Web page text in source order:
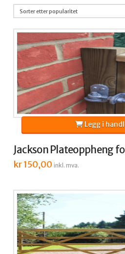
propularitet
Jackson Plateoppheng
kr150,00 inkl. mva.
Legg i